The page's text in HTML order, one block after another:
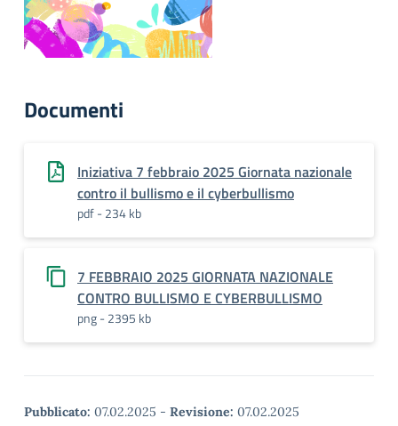
Documenti
Iniziativa 7 febbraio 2025 Giornata nazionale
contro il bullismo e il cyberbullismo
pdf - 234 kb
7 FEBBRAIO 2025 GIORNATA NAZIONALE
CONTRO BULLISMO E CYBERBULLISMO
png - 2395 kb
Pubblicato: 07.02.2025 - Revisione: 07.02.2025